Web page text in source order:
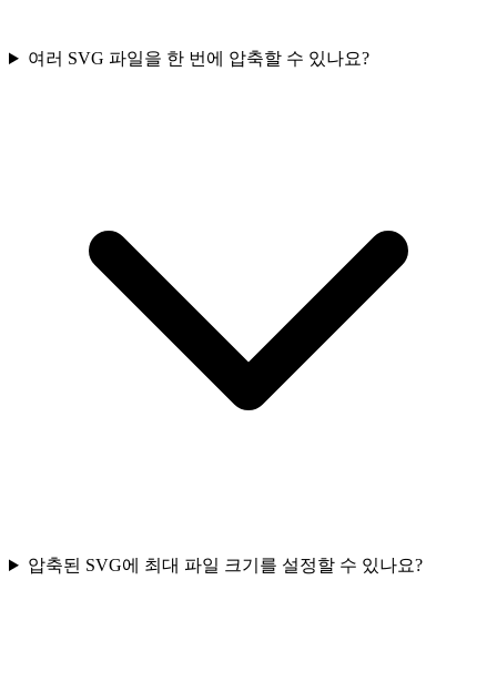
여러 SVG 파일을 한 번에 압축할 수 있나요?
압축된 SVG에 최대 파일 크기를 설정할 수 있나요?